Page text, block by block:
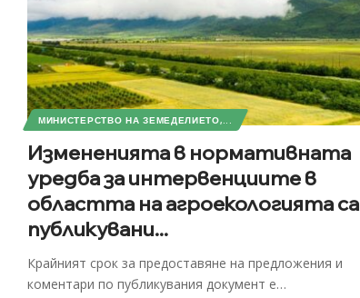
МИНИСТЕРСТВО НА ЗЕМЕДЕЛИЕТО,...
Измененията в нормативната
уредба за интервенциите в
областта на агроекологията са
публикувани...
Крайният срок за предоставяне на предложения и
коментари по публикувания документ е…